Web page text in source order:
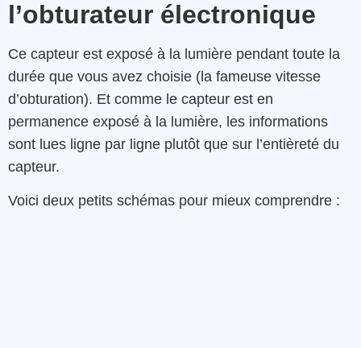
l’obturateur électronique
Ce capteur est exposé à la lumière pendant toute la
durée que vous avez choisie (la fameuse vitesse
d’obturation). Et comme le capteur est en
permanence exposé à la lumière, les informations
sont lues ligne par ligne plutôt que sur l’entièreté du
capteur.
Voici deux petits schémas pour mieux comprendre :